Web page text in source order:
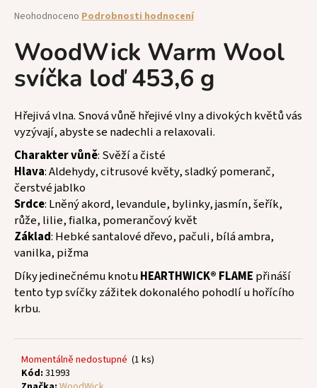
Průměrné
produktu
je
z
hvězdiček.
Neohodnoceno Podrobnosti hodnocení
WoodWick Warm Wool
svíčka loď 453,6 g
Hřejivá vlna. Snová vůně hřejivé vlny a divokých květů vás
vyzývají, abyste se nadechli a relaxovali.
Charakter vůně: Svěží a čisté
Hlava: Aldehydy, citrusové květy, sladký pomeranč,
čerstvé jablko
Srdce: Lněný akord, levandule, bylinky, jasmín, šeřík,
růže, lilie, fialka, pomerančový květ
Základ: Hebké santalové dřevo, pačuli, bílá ambra,
vanilka, pižma
Díky jedinečnému knotuHEARTHWICK® FLAME přináší
tento typ svíčky zážitek dokonalého pohodlí u hořícího
krbu.
Momentálně nedostupné (1 ks)
Kód: 31993
a
j
í
t
?
HLEDAT
D
o
p
o
r
u
č
u
e
m